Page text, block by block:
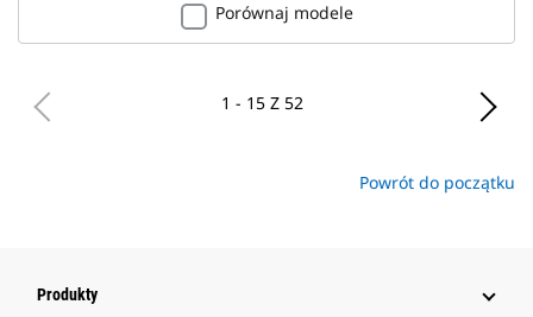
Porównaj modele
1 - 15 Z 52
Powrót do początku
Produkty